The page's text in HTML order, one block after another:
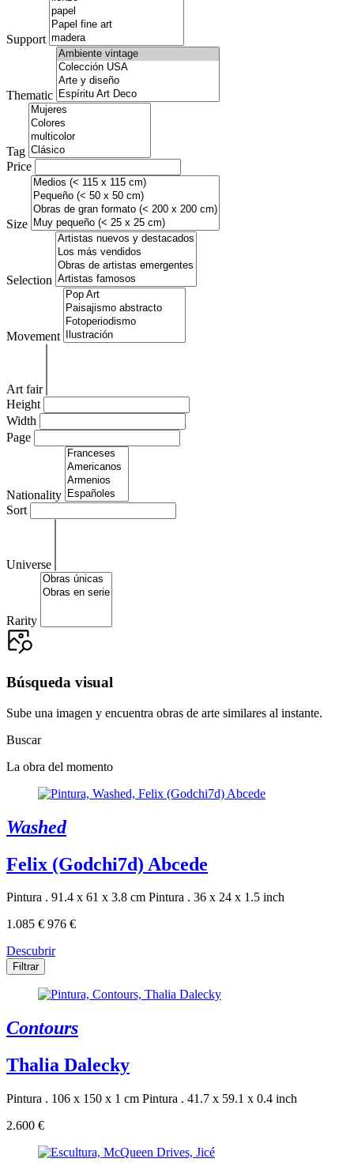
Support
Thematic
Tag
Price
Size
Selection
Movement
Art fair
Height
Width
Page
Nationality
Sort
Universe
Rarity
Búsqueda visual
Sube una imagen y encuentra obras de arte similares al instante.
Buscar
La obra del momento
Washed
Felix (Godchi7d) Abcede
Pintura . 91.4 x 61 x 3.8 cm Pintura . 36 x 24 x 1.5 inch
1.085 € 976 €
Descubrir
Filtrar
Contours
Thalia Dalecky
Pintura . 106 x 150 x 1 cm Pintura . 41.7 x 59.1 x 0.4 inch
2.600 €